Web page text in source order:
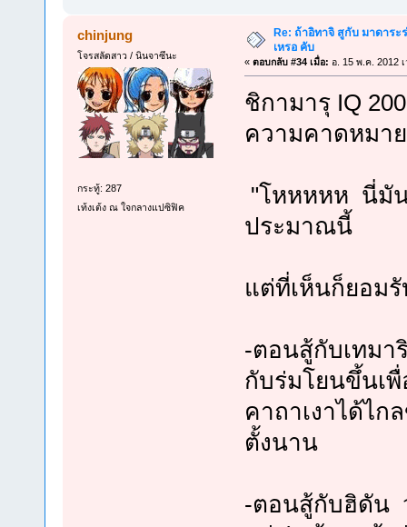
chinjung
โจรสลัดสาว / นินจาซึนะ
กระทู้: 287
เท้งเต้ง ณ ใจกลางแปซิฟิค
Re: ถ้าอิทาจิ สูกับ มาดาระ
เหรอ คับ
« ตอบกลับ #34 เมื่อ: อ. 15 พ.ค. 2012
ชิกามารุ IQ
ความคาดหมา
"โหหหหห นี่มั
ประมาณนี้
แต่ที่เห็นก็ยอม
-ตอนสู้กับเทม
กับร่มโยนขึ้นเ
คาถาเงาได้ไ
ตั้งนาน
-ตอนสู้กับฮิดัน